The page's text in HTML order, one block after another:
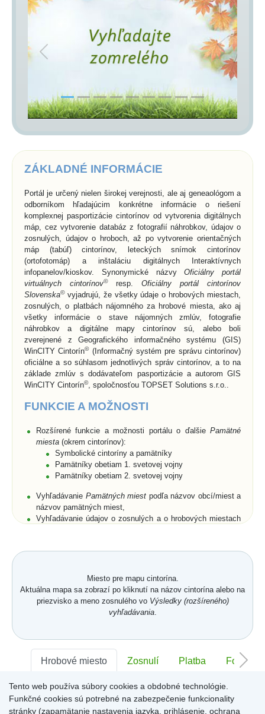
Previous Next
ZÁKLADNÉ INFORMÁCIE
Portál je určený nielen širokej verejnosti, ale aj geneaológom a
odborníkom hľadajúcim konkrétne informácie o riešení
komplexnej pasportizácie cintorínov od vytvorenia digitálnych
máp, cez vytvorenie databáz z fotografií náhrobkov, údajov o
zosnulých, údajov o hroboch, až po vytvorenie orientačných
máp (tabúľ) cintorínov, leteckých snímok cintorínov
(ortofotomáp) a inštaláciu digitálnych Interaktívnych
infopanelov/kioskov. Synonymické názvyOficiálny portál
virtuálnych cintorínov©resp. Oficiálny portál cintorínov
Slovenska©vyjadrujú, že všetky údaje o hrobových miestach,
zosnulých, o platbách nájomného za hrobové miesta, ako aj
všetky informácie o stave nájomných zmlúv, fotografie
náhrobkov a digitálne mapy cintorínov sú, alebo boli
zverejnené z Geografického informačného systému (GIS)
WinCITY Cintorín©(Informačný systém pre správu cintorínov)
oficiálne a so súhlasom jednotlivých správ cintorínov, a to na
základe zmlúv s dodávateľom pasportizácie a autorom GIS
WinCITY Cintorín©, spoločnosťou TOPSET Solutions s.r.o..
FUNKCIE A MOŽNOSTI
Rozšírené funkcie a možnosti portálu o ďalšie Pamätné
miesta (okrem cintorínov):
Symbolické cintoríny a pamätníky
Pamätníky obetiam 1. svetovej vojny
Pamätníky obetiam 2. svetovej vojny
Vyhľadávanie Pamätných miest podľa názvov obcí/miest a
názvov pamätných miest,
Vyhľadávanie údajov o zosnulých a o hrobových miestach
Rozšírené vyhľadávanie zosnulých aj podľa dátumu
buď na cintorínoch konkrétnej obce/mesta, alebo na
všetkých cintorínoch obcí/miest umiestnených na portáli,
Zobrazenie zoznamov zosnulých na vyhľadaných
symbolických cintorínoch a/alebo pamätníkoch s
Prehľadné usporiadanie databázových záznamov cintorína
Karte hrobového miesta
Karta
hrobového miestaje členená na jednotlivé záložky -
Kronika,
ZáložkaHrobové miesto obsahuje položky: číslo hrobového
miesta, dĺžka, šírka, plocha a hĺbka hrobového miesta,
Miesto pre mapu cintorína.
Aktuálna mapa sa zobrazí po kliknutí na názov cintorína alebo na
priezvisko a meno zosnulého vo Výsledky (rozšíreného)
vyhľadávania.
Hrobové miesto Zosnulí Platba Foto
Sektor:- Rad:- Číslo:-
Tento web používa súbory cookies a obdobné technológie.
Funkčné cookies sú potrebné na zabezpečenie funkcionality
stránky (zapamätanie nastavenia jazyka, prihlásenie, ochrana